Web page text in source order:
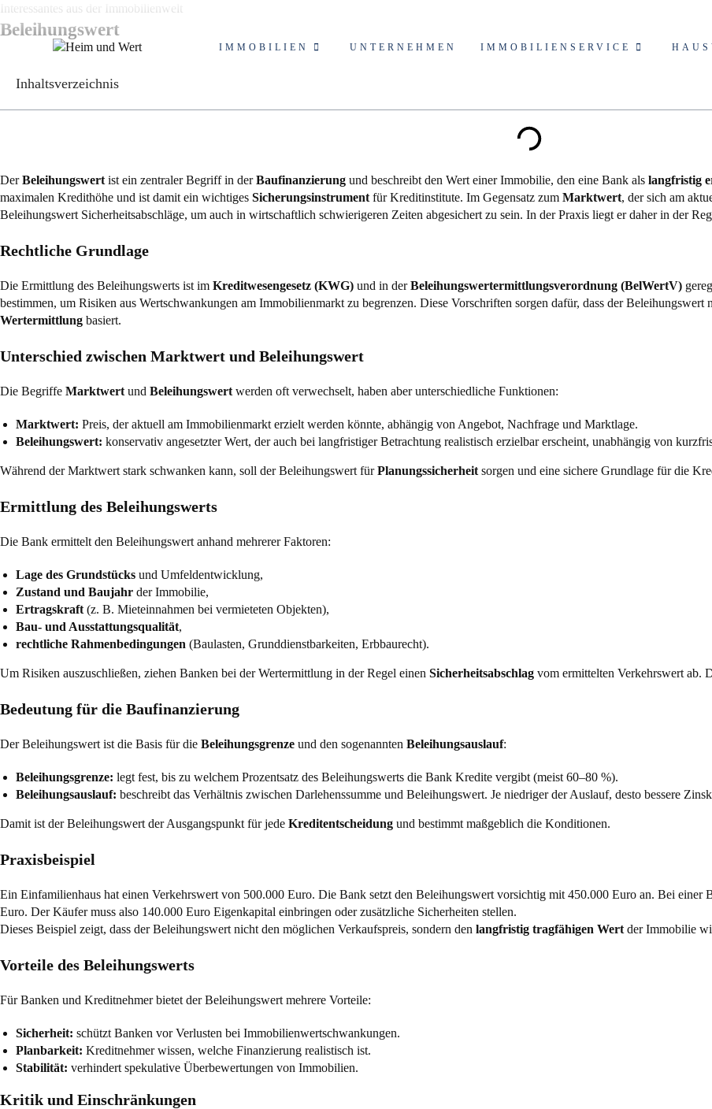
Zum
Inhalt
springen
IMMOBILIEN UNTERNEHMEN IMMOBILIENSERVICE
Interessantes aus der Immobilienwelt
Beleihungswert
Inhaltsverzeichnis
DerBeleihungswert ist ein zentraler Begriff in derBaufinanzierung und beschreibt den Wert einer Immobilie, den eine Bank als langfristig
maximalen Kredithöhe und ist damit ein wichtiges Sicherungsinstrument für Kreditinstitute. Im Gegensatz zum Marktwert, der sich am
Beleihungswert Sicherheitsabschläge, um auch in wirtschaftlich schwierigeren Zeiten abgesichert zu sein. In der Praxis liegt er daher in der
Rechtliche Grundlage
Die Ermittlung des Beleihungswerts ist im Kreditwesengesetz (KWG) und in derBeleihungswertermittlungsverordnung (BelWertV)
bestimmen, um Risiken aus Wertschwankungen am Immobilienmarkt zu begrenzen. Diese Vorschriften sorgen dafür, dass der Beleihungswert
Wertermittlung basiert.
Unterschied zwischen Marktwert und Beleihungswert
Die Begriffe Marktwert und Beleihungswert werden oft verwechselt, haben aber unterschiedliche Funktionen:
Marktwert: Preis, der aktuell am Immobilienmarkt erzielt werden könnte, abhängig von Angebot, Nachfrage und Marktlage.
Beleihungswert: konservativ angesetzter Wert, der auch bei langfristiger Betrachtung realistisch erzielbar erscheint, unabhängig von
Während der Marktwert stark schwanken kann, soll der Beleihungswert fürPlanungssicherheit sorgen und eine sichere Grundlage für die
Ermittlung des Beleihungswerts
Die Bank ermittelt den Beleihungswert anhand mehrerer Faktoren:
Lage des Grundstücks und Umfeldentwicklung,
Zustand und Baujahr der Immobilie,
Ertragskraft (z. B. Mieteinnahmen bei vermieteten Objekten),
Bau- und Ausstattungsqualität,
rechtliche Rahmenbedingungen (Baulasten, Grunddienstbarkeiten, Erbbaurecht).
Um Risiken auszuschließen, ziehen Banken bei der Wertermittlung in der Regel einen Sicherheitsabschlag vom ermittelten Verkehrswert ab.
Bedeutung für die Baufinanzierung
Der Beleihungswert ist die Basis für die Beleihungsgrenze und den sogenannten Beleihungsauslauf:
Beleihungsgrenze: legt fest, bis zu welchem Prozentsatz des Beleihungswerts die Bank Kredite vergibt (meist 60–80 %).
Beleihungsauslauf: beschreibt das Verhältnis zwischen Darlehenssumme und Beleihungswert. Je niedriger der Auslauf, desto bessere
Damit ist der Beleihungswert der Ausgangspunkt für jede Kreditentscheidung und bestimmt maßgeblich die Konditionen.
Praxisbeispiel
Ein Einfamilienhaus hat einen Verkehrswert von 500.000 Euro. Die Bank setzt den Beleihungswert vorsichtig mit 450.000 Euro an. Bei
Euro. Der Käufer muss also 140.000 Euro Eigenkapital einbringen oder zusätzliche Sicherheiten stellen.
Dieses Beispiel zeigt, dass der Beleihungswert nicht den möglichen Verkaufspreis, sondern den langfristig tragfähigen Wert der Immobilie
Vorteile des Beleihungswerts
Für Banken und Kreditnehmer bietet der Beleihungswert mehrere Vorteile:
Sicherheit: schützt Banken vor Verlusten bei Immobilienwertschwankungen.
Planbarkeit: Kreditnehmer wissen, welche Finanzierung realistisch ist.
Stabilität: verhindert spekulative Überbewertungen von Immobilien.
Kritik und Einschränkungen